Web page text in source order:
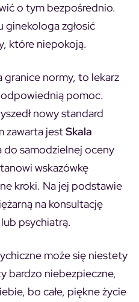
o tym bezpośrednio.
ginekologa zgłosić
które niepokoją.
granice normy, to lekarz
pomoc.
nowy standard
zawarta jestSkala
do samodzielnej oceny
wskazówkę
kroki. Na jej podstawie
na konsultację
psychiatrą.
może się niestety
bardzo niebezpieczne,
bo całe, piękne życie